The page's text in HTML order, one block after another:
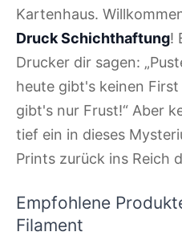
Kartenhaus.
Druck Schichthaftung!
Drucker dir sagen:
heute gibt's keinen
gibt's nur Frust!“ Aber
tief ein in dieses
Prints zurück ins Reich
Empfohlene
Filament